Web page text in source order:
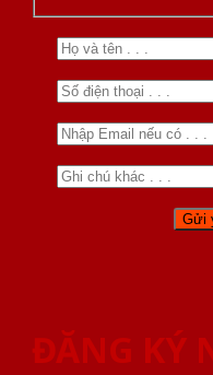
ĐĂNG KÝ